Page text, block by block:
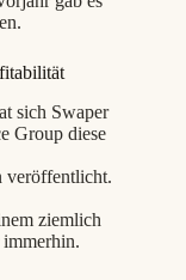
sich Swaper
Group diese
veröffentlicht.
ziemlich
immerhin.